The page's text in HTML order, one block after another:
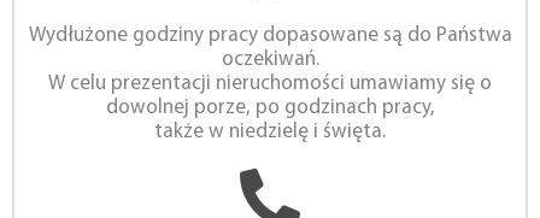
Wydłużone godziny pracy dopasowane są do Państwa
oczekiwań.
W celu prezentacji nieruchomości umawiamy się o
dowolnej porze, po godzinach pracy,
także w niedzielę i święta.